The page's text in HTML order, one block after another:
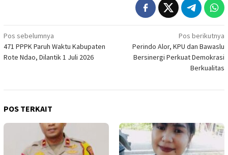
Navigasi
pos
Pos sebelumnya
471 PPPK Paruh Waktu Kabupaten
Rote Ndao, Dilantik 1 Juli 2026
Pos berikutnya
Perindo Alor, KPU dan Bawaslu
Bersinergi Perkuat Demokrasi
Berkualitas
POS TERKAIT